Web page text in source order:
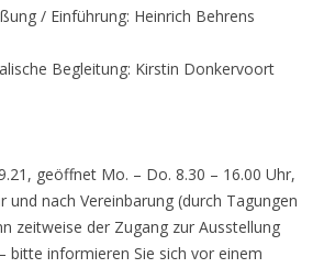
/ Einführung: Heinrich Behrens
Begleitung: Kirstin Donkervoort
geöffnet Mo. – Do. 8.30 – 16.00 Uhr,
und nach Vereinbarung (durch Tagungen
zeitweise der Zugang zur Ausstellung
bitte informieren Sie sich vor einem